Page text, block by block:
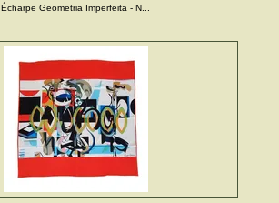
Écharpe Geometria Imperfeita - N...